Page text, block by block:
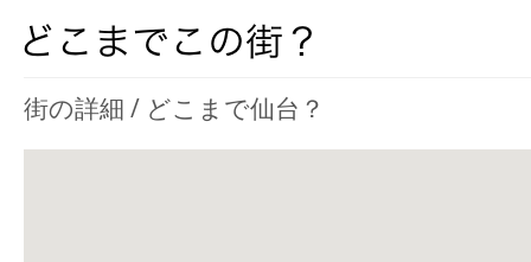
街の詳細 / どこまで仙台？